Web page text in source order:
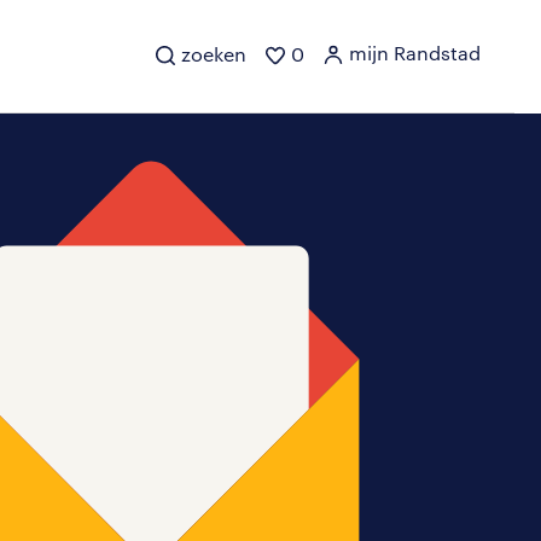
zoeken 0 mijn Randstad